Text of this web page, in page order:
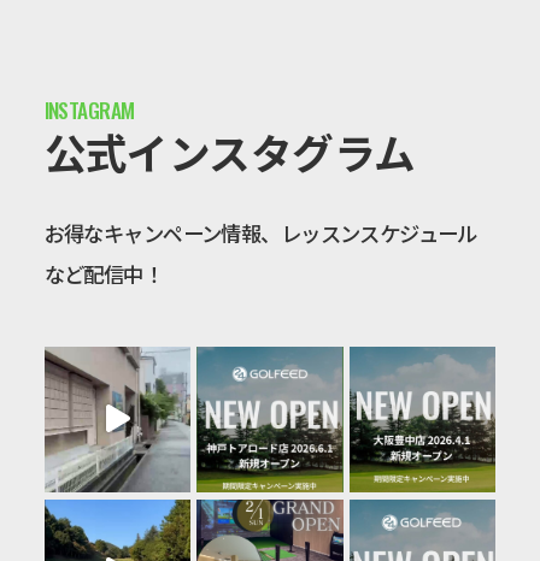
公式インスタグラム
お得なキャンペーン情報、レッスンスケジュール
など配信中！